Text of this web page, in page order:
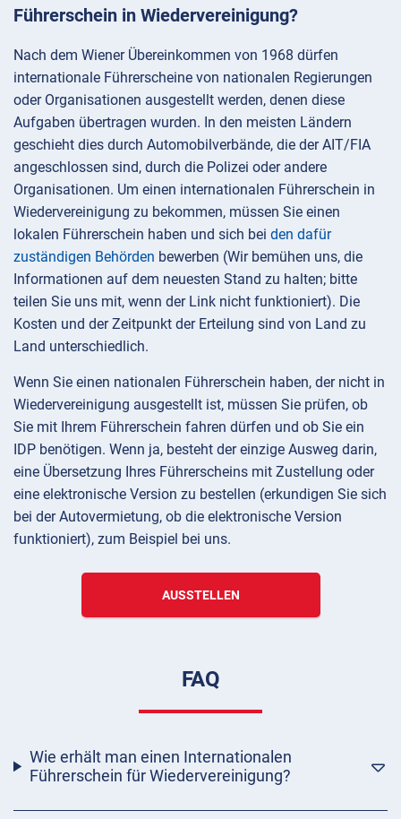
Führerschein in Wiedervereinigung?
Nach dem Wiener Übereinkommen von 1968 dürfen
internationale Führerscheine von nationalen Regierungen
oder Organisationen ausgestellt werden, denen diese
Aufgaben übertragen wurden. In den meisten Ländern
geschieht dies durch Automobilverbände, die der AIT/FIA
angeschlossen sind, durch die Polizei oder andere
Organisationen. Um einen internationalen Führerschein in
Wiedervereinigung zu bekommen, müssen Sie einen
lokalen Führerschein haben und sich bei den dafür
zuständigen Behörden bewerben (Wir bemühen uns, die
Informationen auf dem neuesten Stand zu halten; bitte
teilen Sie uns mit, wenn der Link nicht funktioniert). Die
Kosten und der Zeitpunkt der Erteilung sind von Land zu
Land unterschiedlich.
Wenn Sie einen nationalen Führerschein haben, der nicht in
Wiedervereinigung ausgestellt ist, müssen Sie prüfen, ob
Sie mit Ihrem Führerschein fahren dürfen und ob Sie ein
IDP benötigen. Wenn ja, besteht der einzige Ausweg darin,
eine Übersetzung Ihres Führerscheins mit Zustellung oder
eine elektronische Version zu bestellen (erkundigen Sie sich
bei der Autovermietung, ob die elektronische Version
funktioniert), zum Beispiel bei uns.
AUSSTELLEN
FAQ
Wie erhält man einen Internationalen
Führerschein für Wiedervereinigung?